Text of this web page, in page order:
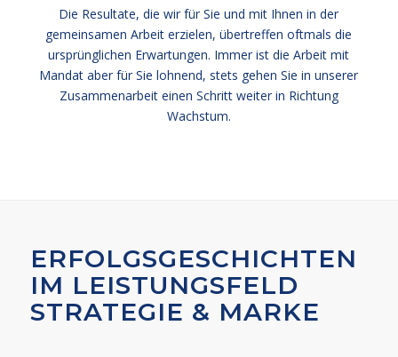
Die Resultate, die wir für Sie und mit Ihnen in der
gemeinsamen Arbeit erzielen, übertreffen oftmals die
ursprünglichen Erwartungen. Immer ist die Arbeit mit
Mandat aber für Sie lohnend, stets gehen Sie in unserer
Zusammenarbeit einen Schritt weiter in Richtung
Wachstum.
ERFOLGSGESCHICHTEN
IM LEISTUNGSFELD
STRATEGIE & MARKE